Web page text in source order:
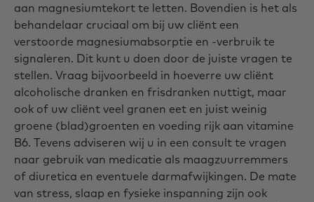
aan magnesiumtekort te letten. Bovendien is het als
behandelaar cruciaal om bij uw cliënt een
verstoorde magnesiumabsorptie en -verbruik te
signaleren. Dit kunt u doen door de juiste vragen te
stellen. Vraag bijvoorbeeld in hoeverre uw cliënt
alcoholische dranken en frisdranken nuttigt, maar
ook of uw cliënt veel granen eet en juist weinig
groene (blad)groenten en voeding rijk aan vitamine
B6. Tevens adviseren wij u in een consult te vragen
naar gebruik van medicatie als maagzuurremmers
of diuretica en eventuele darmafwijkingen. De mate
van stress, slaap en fysieke inspanning zijn ook